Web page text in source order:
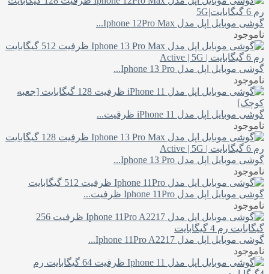
گوشی موبایل اپل مدل Iphone 12Pro Max...
ناموجود
گوشی موبایل اپل مدل Iphone 13 Pro...
ناموجود
گوشی موبایل اپل مدل iPhone 11 ظرفیت...
ناموجود
گوشی موبایل اپل مدل Iphone 13 Pro...
ناموجود
گوشی موبایل اپل مدل Iphone 11Pro ظرفیت...
ناموجود
گوشی موبایل اپل مدل Iphone 11Pro A2217...
ناموجود